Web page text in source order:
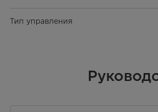
Тип управления